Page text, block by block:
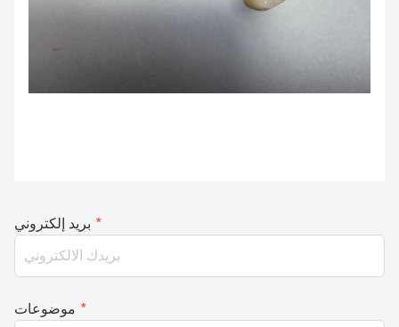
بريد إلكتروني *
موضوعات *